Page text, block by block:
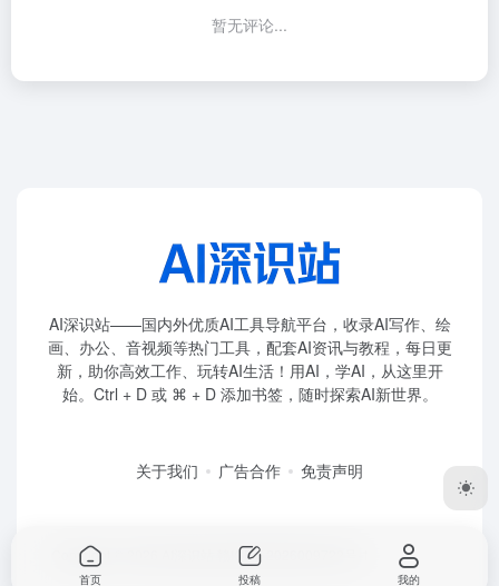
暂无评论...
AI深识站——国内外优质AI工具导航平台，收录AI写作、绘
画、办公、音视频等热门工具，配套AI资讯与教程，每日更
新，助你高效工作、玩转AI生活！用AI，学AI，从这里开
始。Ctrl + D 或 ⌘ + D 添加书签，随时探索AI新世界。
关于我们 广告合作 免责声明
Copyright © 2026 赣ICP备2026009722号-1
首页 投稿 我的